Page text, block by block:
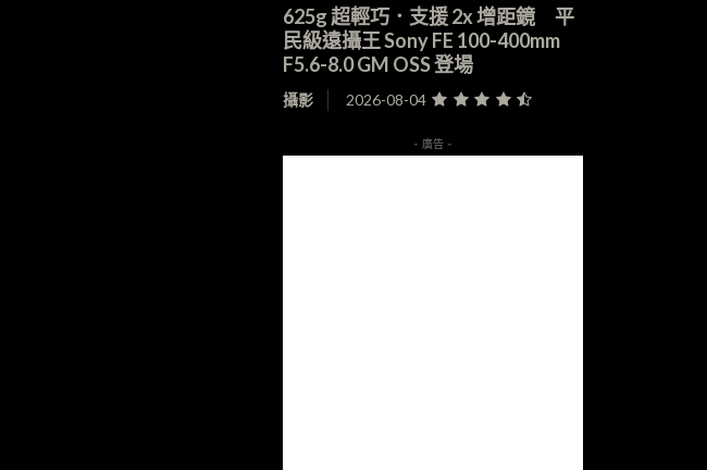
625g 超輕巧．支援 2x 增距鏡 平
民級遠攝王 Sony FE 100-400mm
F5.6-8.0 GM OSS 登場
攝影 2026-08-04
- 廣告 -